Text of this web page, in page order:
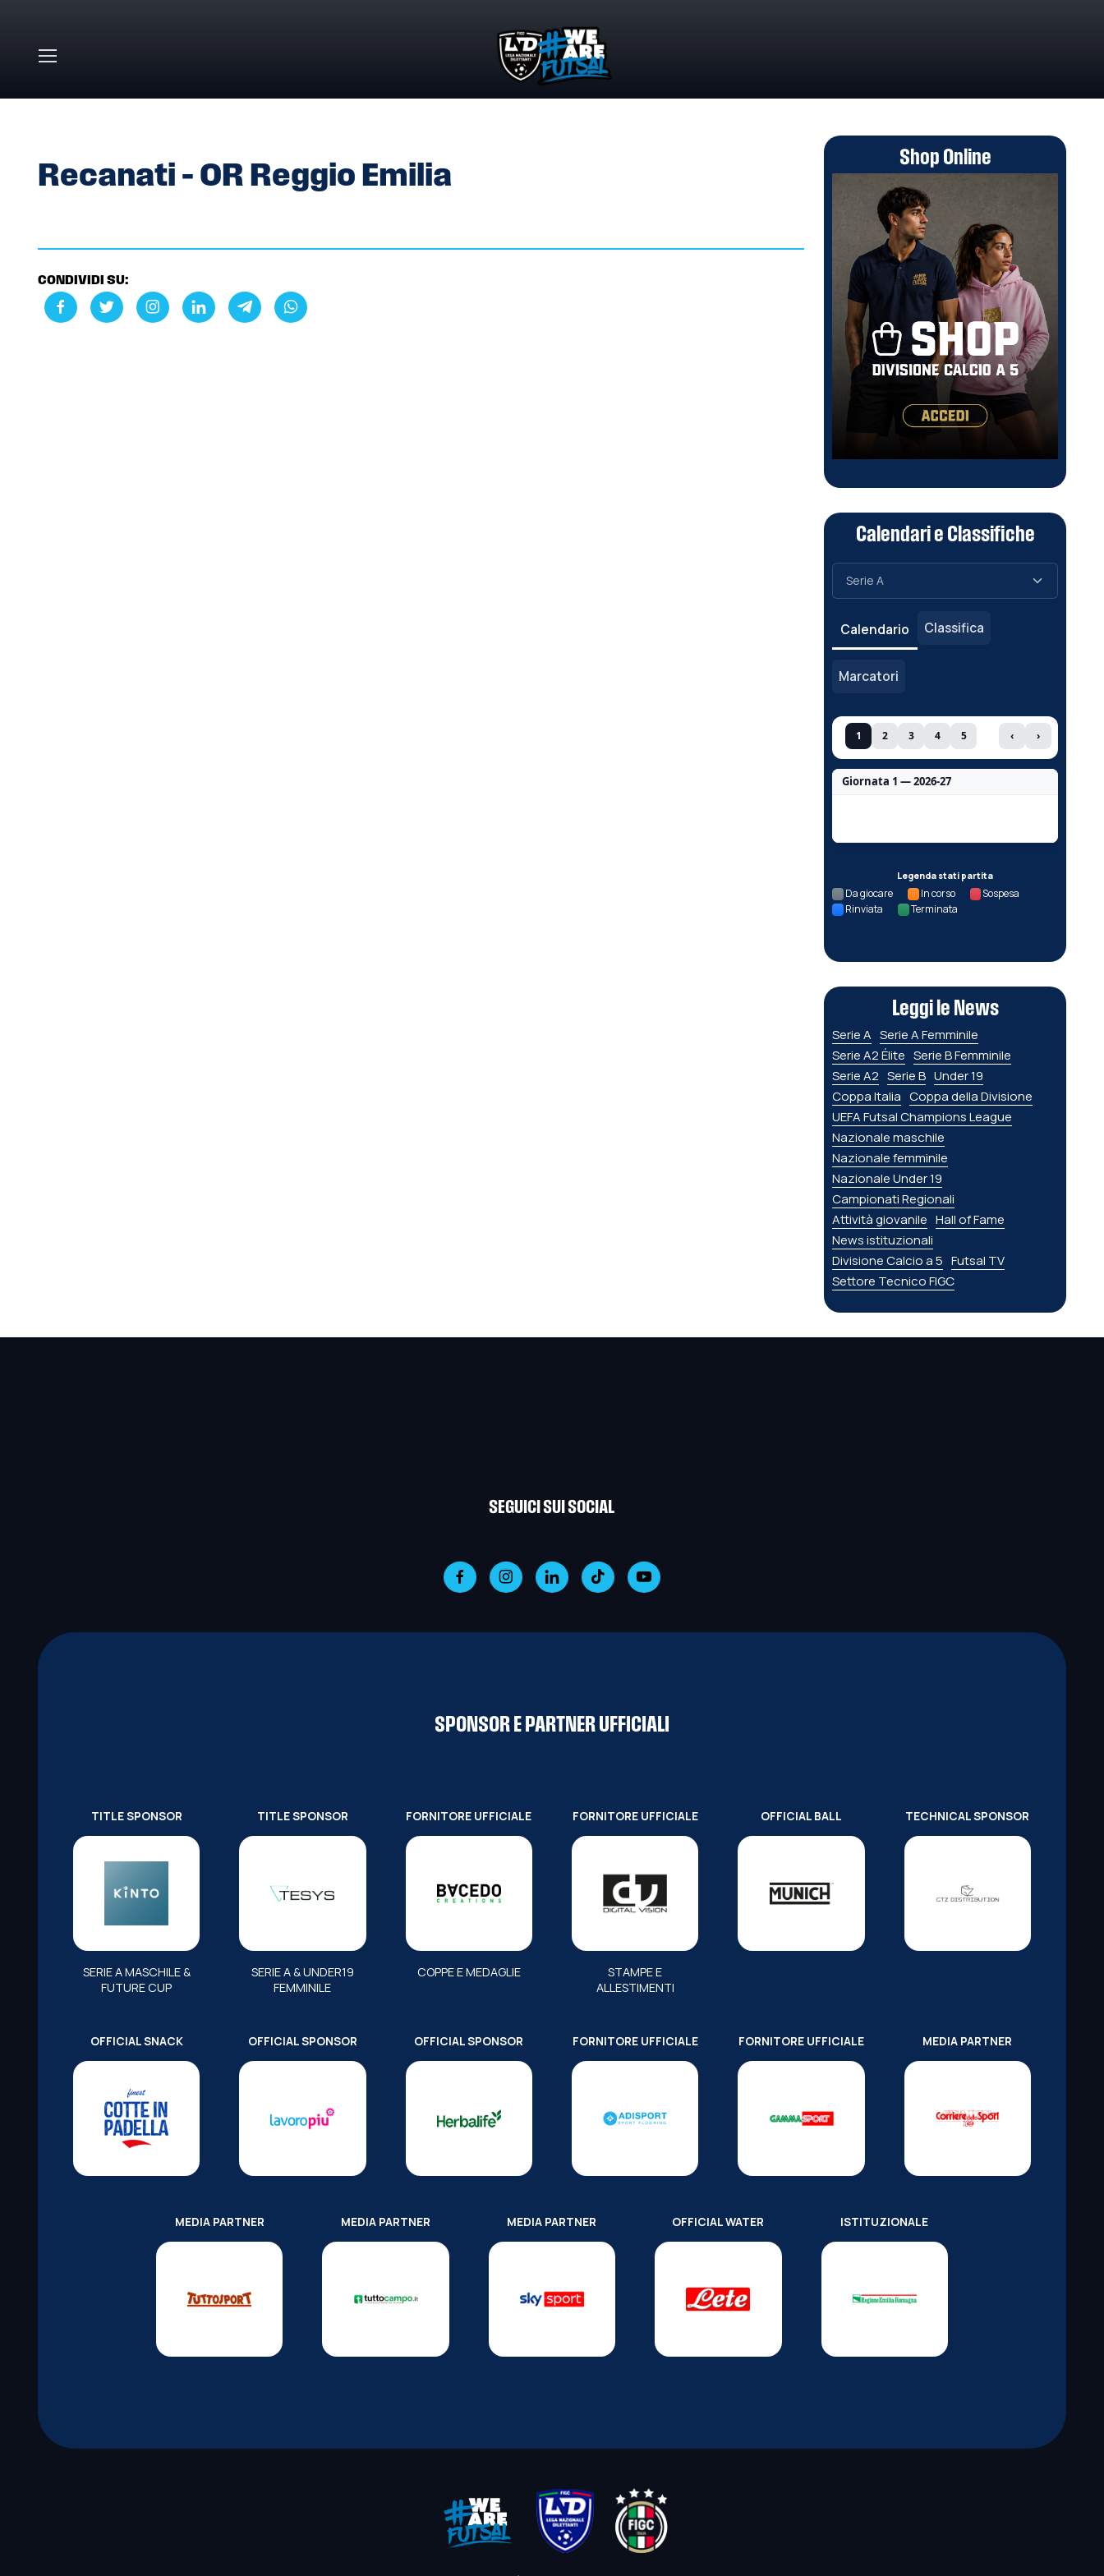
Recanati – OR Reggio Emilia
CONDIVIDI SU:
Shop Online
Calendari e Classifiche
Calendario Classifica
Marcatori
1 2 3 4 5 ‹ ›
Giornata 1 — 2026-27
Legenda stati partita
Da giocare In corso
Sospesa
Rinviata
Terminata
Leggi le News
Serie A Serie A Femminile
Serie A2 Élite Serie B Femminile
Serie A2 Serie B Under 19
Coppa Italia Coppa della Divisione
UEFA Futsal Champions League
Nazionale maschile
Nazionale femminile
Nazionale Under 19
Campionati Regionali
Attività giovanile Hall of Fame
News istituzionali
Divisione Calcio a 5 Futsal TV
Settore Tecnico FIGC
SEGUICI SUI SOCIAL
SPONSOR E PARTNER UFFICIALI
TITLE SPONSOR
SERIE A MASCHILE &
FUTURE CUP
TITLE SPONSOR
SERIE A & UNDER19
FEMMINILE
FORNITORE UFFICIALE
COPPE E MEDAGLIE
FORNITORE UFFICIALE
STAMPE E
ALLESTIMENTI
OFFICIAL BALL TECHNICAL SPONSOR
OFFICIAL SNACK OFFICIAL SPONSOR OFFICIAL SPONSOR FORNITORE UFFICIALE FORNITORE UFFICIALE MEDIA PARTNER
MEDIA PARTNER MEDIA PARTNER MEDIA PARTNER OFFICIAL WATER ISTITUZIONALE